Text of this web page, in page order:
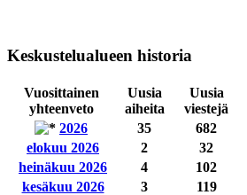
Keskustelualueen historia
Vuosittainen
yhteenveto
Uusia
aiheita
Uusia
viestejä
2026
35 682
elokuu 2026
2 32
heinäkuu 2026
4 102
kesäkuu 2026
3 119